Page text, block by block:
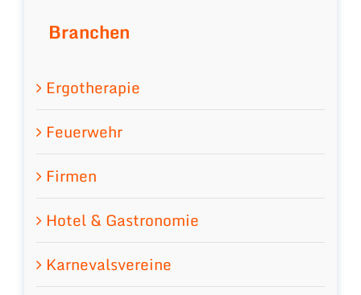
Branchen
Ergotherapie
Feuerwehr
Firmen
Hotel & Gastronomie
Karnevalsvereine